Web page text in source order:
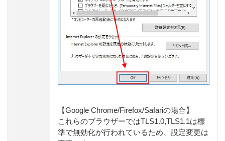
【Google Chrome/Firefox/Safariの場合】
これらのブラウザーではTLS1.0,TLS1.1は標
準で無効化が行われているため、設定変更は